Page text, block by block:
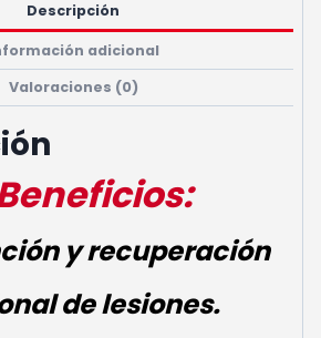
Descripción
adicional
Valoraciones (0)
y recuperación
de lesiones.